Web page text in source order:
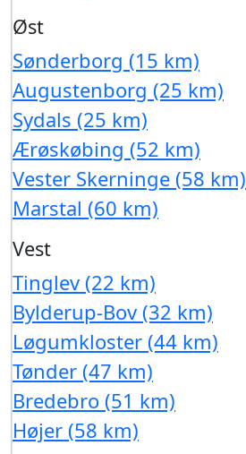
Øst
Sønderborg (15 km)
Augustenborg (25 km)
Sydals (25 km)
Ærøskøbing (52 km)
Vester Skerninge (58 km)
Marstal (60 km)
Vest
Tinglev (22 km)
Bylderup-Bov (32 km)
Løgumkloster (44 km)
Tønder (47 km)
Bredebro (51 km)
Højer (58 km)